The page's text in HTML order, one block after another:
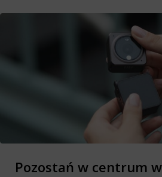
Pozostań w centrum